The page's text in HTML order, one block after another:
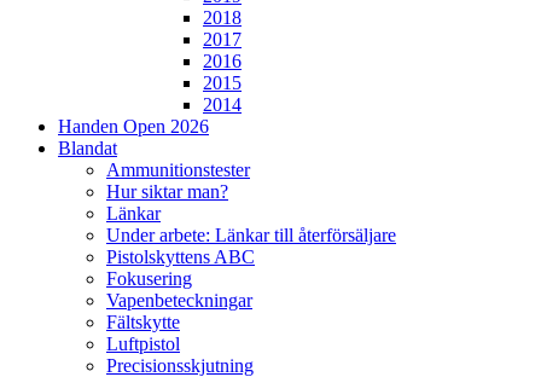
2018
2017
2016
2015
2014
Handen Open 2026
Blandat
Ammunitionstester
Hur siktar man?
Länkar
Under arbete: Länkar till återförsäljare
Pistolskyttens ABC
Fokusering
Vapenbeteckningar
Fältskytte
Luftpistol
Precisionsskjutning